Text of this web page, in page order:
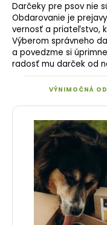
Darčeky pre psov nie
Obdarovanie je
vernosť a priateľstvo,
Výberom správneho
a povedzme si
radosť mu darček od